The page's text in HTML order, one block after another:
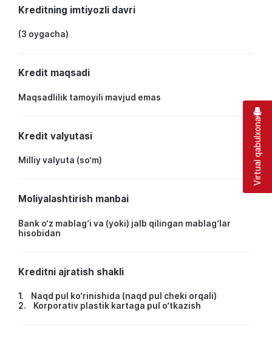
Kreditning imtiyozli davri
(3 oygacha)
Kredit maqsadi
Maqsadlilik tamoyili mavjud emas
Kredit valyutasi
Milliy valyuta (so‘m)
Moliyalashtirish manbai
Bank o‘z mablag‘i va (yoki) jalb qilingan mablag‘lar
hisobidan
Kreditni ajratish shakli
1. Naqd pul ko‘rinishida (naqd pul cheki orqali)
2. Korporativ plastik kartaga pul o‘tkazish
Virtual qabulxona